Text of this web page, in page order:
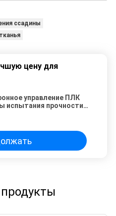
ссадины
цену для
управление ПЛК
испытания прочности